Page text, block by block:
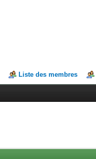
Liste des membres